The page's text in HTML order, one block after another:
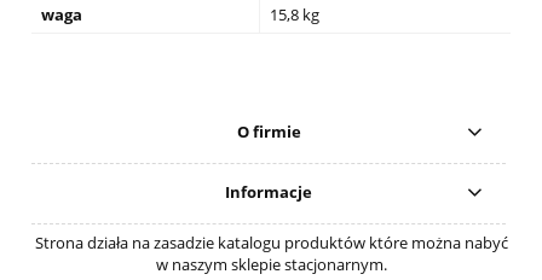
waga
15,8 kg
O firmie
Informacje
Strona działa na zasadzie katalogu produktów które można nabyć
w naszym sklepie stacjonarnym.